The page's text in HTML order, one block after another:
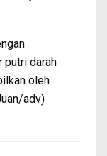
putri darah
oleh
adv)